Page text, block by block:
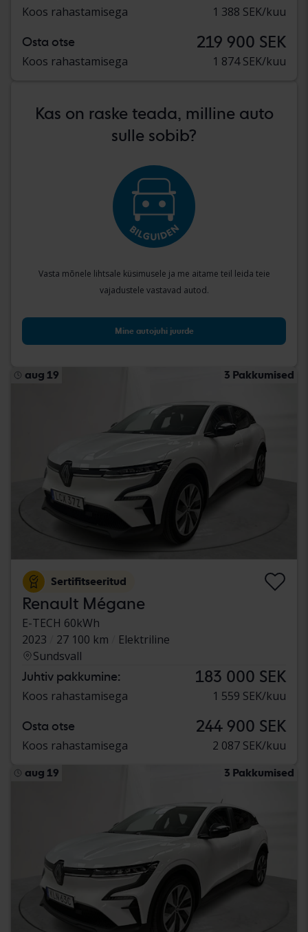
Koos rahastamisega 1 388 SEK/kuu
Osta otse 219 900 SEK
Koos rahastamisega 1 874 SEK/kuu
Kas on raske teada, milline auto
sulle sobib?
Vasta mõnele lihtsale küsimusele ja me aitame teil leida teie
vajadustele vastavad autod.
Mine autojuhi juurde
aug 19 3 Pakkumised
Sertifitseeritud
Renault Mégane
E-TECH 60kWh
2023
27 100 km
Elektriline
Sundsvall
Juhtiv pakkumine: 183 000 SEK
Koos rahastamisega 1 559 SEK/kuu
Osta otse 244 900 SEK
Koos rahastamisega 2 087 SEK/kuu
aug 19 3 Pakkumised